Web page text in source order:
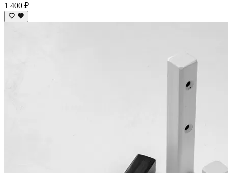
1 400 ₽